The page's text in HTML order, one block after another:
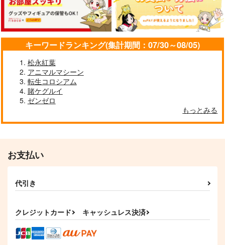
キーワードランキング(集計期間：07/30～08/05)
松永紅葉
アニマルマシーン
転生コロシアム
賭ケグルイ
ゼンゼロ
もっとみる
お支払い
代引き
クレジットカード キャッシュレス決済